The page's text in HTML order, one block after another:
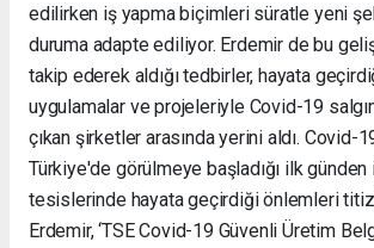
edilirken iş yapma biçimleri süratle yeni
duruma adapte ediliyor. Erdemir de bu
takip ederek aldığı tedbirler, hayata
uygulamalar ve projeleriyle Covid-19
çıkan şirketler arasında yerini aldı. Covid-
Türkiye'de görülmeye başladığı ilk günden
tesislerinde hayata geçirdiği önlemleri
Erdemir, ‘TSE Covid-19 Güvenli Üretim